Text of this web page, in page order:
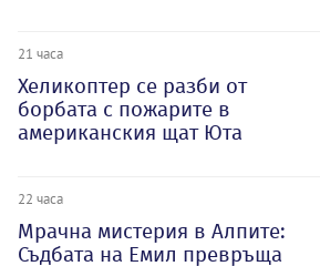
21 часа
Хеликоптер се разби от
борбата с пожарите в
американския щат Юта
22 часа
Мрачна мистерия в Алпите:
Съдбата на Емил превръща